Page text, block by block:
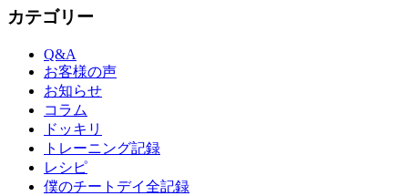
カテゴリー
Q&A
お客様の声
お知らせ
コラム
ドッキリ
トレーニング記録
レシピ
僕のチートデイ全記録